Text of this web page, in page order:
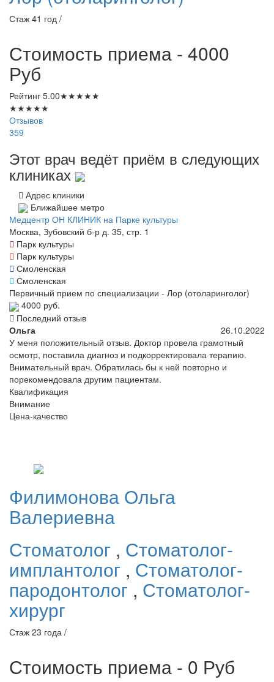
Стаж 41 год /
Стоимость приема - 4000
Руб
Рейтинг 5.00★★★★★
★★★★★
Отзывов
359
Этот врач ведёт приём в следующих
клиниках
Адрес клиники
Ближайшее метро
Медцентр ОН КЛИНИК на Парке культуры
Москва, Зубовский б-р д. 35, стр. 1
Парк культуры
Парк культуры
Смоленская
Смоленская
Первичный прием по специализации - Лор (отоларинголог)
4000 руб.
Последний отзыв
Ольга
26.10.2022
У меня положительный отзыв. Доктор провела грамотный
осмотр, поставила диагноз и подкорректировала терапию.
Внимательный врач. Обратилась бы к ней повторно и
порекомендовала другим пациентам.
Квалификация
Внимание
Цена-качество
Филимонова Ольга
Валериевна
Стоматолог , Стоматолог-
имплантолог , Стоматолог-
пародонтолог , Стоматолог-
хирург
Стаж 23 года /
Стоимость приема - 0 Руб